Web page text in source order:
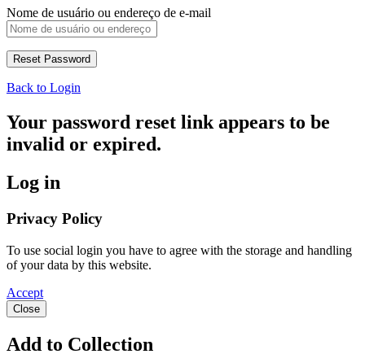
Nome de usuário ou endereço de e-mail
Back to Login
Your password reset link appears to be
invalid or expired.
Log in
Privacy Policy
To use social login you have to agree with the storage and handling
of your data by this website.
Accept
Close
Add to Collection